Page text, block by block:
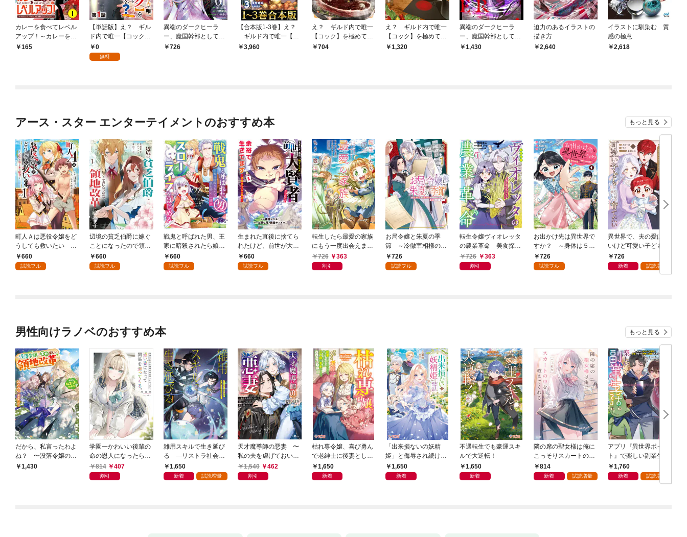
カレーを食べてレベル
アップ！～カレーを楽
しんでいただけなのに
165
【単話版】え？ ギル
ド内で唯一【コック】
を極めてる俺をクビで
すか？@COMIC 第1話
0
無料
異端のダークヒーラ
ー、魔国幹部として人
類を衰退に導くようで
726
【合本版1-3巻】え？
ギルド内で唯一【コ
ック】を極めてる俺を
3,960
え？ ギルド内で唯一
【コック】を極めてる
俺をクビですか？@C
704
え？ ギルド内で唯一
【コック】を極めてる
俺をクビですか？【電
1,320
異端のダークヒーラ
ー、魔国幹部として人
類を衰退に導くようで
1,430
迫力のあるイラストの
描き方
2,640
イラストに馴染む 質
感の極意
2,618
アース・スター エンターテイメントのおすすめ本 もっと見る
町人Ａは悪役令嬢をど
うしても救いたい ～
どぶと空と氷の姫君～
１
660
試読フル
辺境の貧乏伯爵に嫁ぐ
ことになったので領地
改革に励みます ～th
e letter from Boule～１
660
試読フル
戦鬼と呼ばれた男、王
家に暗殺されたら娘を
拾い、一緒にスローラ
イフをはじめる inno
660
試読フル
生まれた直後に捨てら
れたけど、前世が大賢
者だったので余裕で生
きてます ～最強赤ち
660
試読フル
転生したら最愛の家族
にもう一度出会えまし
た ～あふれる愛をこ
の一皿にのせて～１
726 363
割引
お局令嬢と朱夏の季
節 ～冷徹宰相様のお
飾りの妻になったはず
が、溺愛されています
726
試読フル
転生令嬢ヴィオレッタ
の農業革命 美食探究
と領地改革に励んでい
たら、氷の侯爵様に溺
726 363
割引
お出かけ先は異世界で
すか？ ～身体は５
歳・頭脳は16歳の“な
んちゃって幼女”、美ケ
726
試読フル
異世界で、夫の愛は重
いけど可愛い子どもを
ほのぼの楽しく育てた
い ～悪役王女、幸せ
ルート目指します～１
726
新着 試読増量
男性向けラノベのおすすめ本 もっと見る
だから、私言ったわよ
ね？ 〜没落令嬢の案
外楽しい領地改革〜
1,430
学園一かわいい後輩の
命の恩人になったら、
通い妻になって関係を
迫ってくる。
814 407
割引
雑用スキルで生き延び
る —リストラ社会人
のソロダンジョン攻略
記—
1,650
新着 試読増量
天才魔導師の悪妻 〜
私の夫を虐げておいて
戻ってこいとは呆れま
してよ？〜
1,540 462
割引
枯れ専令嬢、喜び勇ん
で老紳士に後妻として
嫁いだら、待っていた
のは二十歳の青年でし
1,650
新着
「出来損ないの妖精
姫」と侮辱され続けた
私1,650
新着
不遇転生でも豪運スキ
ルで大逆転！
1,650
新着
隣の席の聖女様は俺に
こっそりスカートの中
を教えてくれる
814
新着 試読増量
アプリ『異世界ポイン
ト』で楽しい副業生
活 〜貯めたポイント
は現実でお金や様々な
特典に交換出来ます〜
1,760
新着 試読増量